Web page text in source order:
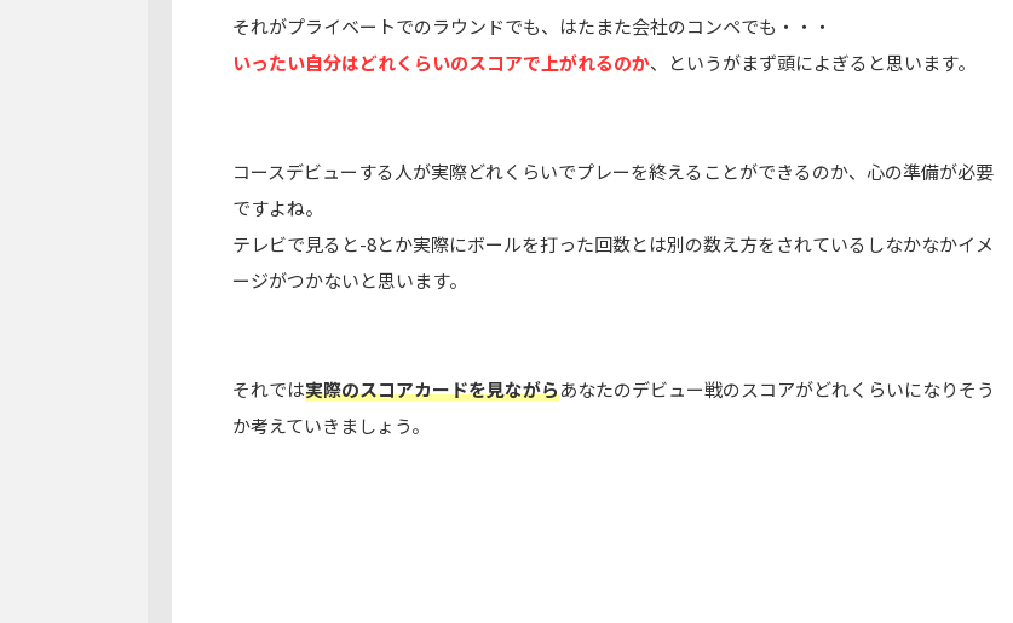
それがプライベートでのラウンドでも、はたまた会社のコンペでも・・・
いったい自分はどれくらいのスコアで上がれるのか、というがまず頭によぎると思います。
コースデビューする人が実際どれくらいでプレーを終えることができるのか、心の準備が必要
ですよね。
テレビで見ると-8とか実際にボールを打った回数とは別の数え方をされているしなかなかイメ
ージがつかないと思います。
それでは実際のスコアカードを見ながらあなたのデビュー戦のスコアがどれくらいになりそう
か考えていきましょう。